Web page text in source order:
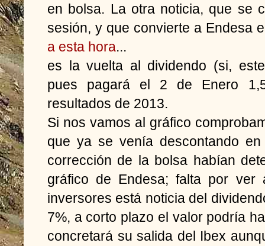
en bolsa. La otra noticia, que se
sesión, y que convierte a Endesa
a esta hora...
es la vuelta al dividendo (si,
pues pagará el 2 de Enero
resultados de 2013.
Si nos vamos al gráfico
que ya se venía descontando
corrección de la bolsa habían
gráfico de Endesa; falta por ver
inversores está noticia del
7%, a corto plazo el valor podría
concretará su salida del Ibex